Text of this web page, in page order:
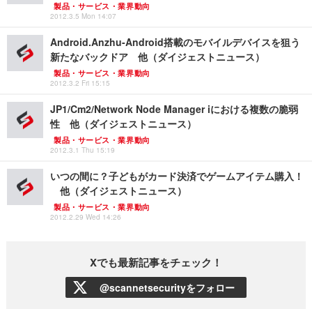
製品・サービス・業界動向
2012.3.5 Mon 14:07
Android.Anzhu-Android搭載のモバイルデバイスを狙う
新たなバックドア 他（ダイジェストニュース）
製品・サービス・業界動向
2012.3.2 Fri 15:15
JP1/Cm2/Network Node Manager iにおける複数の脆弱
性 他（ダイジェストニュース）
製品・サービス・業界動向
2012.3.1 Thu 15:19
いつの間に？子どもがカード決済でゲームアイテム購入！
他（ダイジェストニュース）
製品・サービス・業界動向
2012.2.29 Wed 14:26
Xでも最新記事をチェック！
@scannetsecurityをフォロー